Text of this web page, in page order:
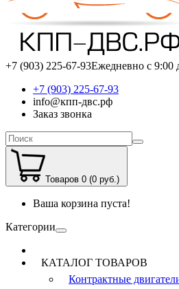
+7 (903) 225-67-93Ежедневно с 9:00
+7 (903) 225-67-93
info@кпп-двс.рф
Заказ звонка
Товаров 0 (0 руб.)
Ваша корзина пуста!
Категории
КАТАЛОГ ТОВАРОВ
Контрактные